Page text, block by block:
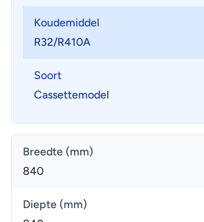
Koudemiddel
R32/R410A
Soort
Cassettemodel
Breedte (mm)
840
Diepte (mm)